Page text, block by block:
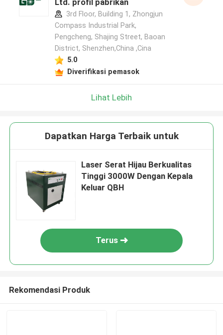
Ltd. profil pabrikan
3rd Floor, Building 1, Zhongjun
Compass Industrial Park,
Pengcheng, Shajing Street, Baoan
District, Shenzhen,China ,Cina
5.0
Diverifikasi pemasok
Lihat Lebih
Dapatkan Harga Terbaik untuk
Laser Serat Hijau Berkualitas
Tinggi 3000W Dengan Kepala
Keluar QBH
Terus
Rekomendasi Produk